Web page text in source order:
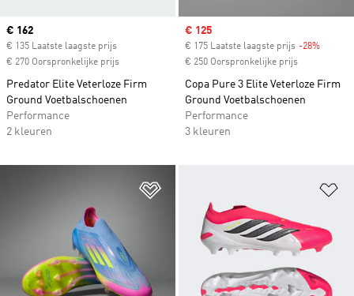
Current price
€ 162
€ 135 Laatste laagste prijs
€ 270 Oorspronkelijke prijs
Predator Elite Veterloze Firm
Ground Voetbalschoenen
Performance
2 kleuren
Sale price
€ 125
€ 175 Laatste laagste prijs -28%
€ 250 Oorspronkelijke prijs
Copa Pure 3 Elite Veterloze Firm
Ground Voetbalschoenen
Performance
3 kleuren